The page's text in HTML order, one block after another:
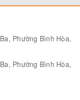
Phường Bình Hòa,
Phường Bình Hòa,